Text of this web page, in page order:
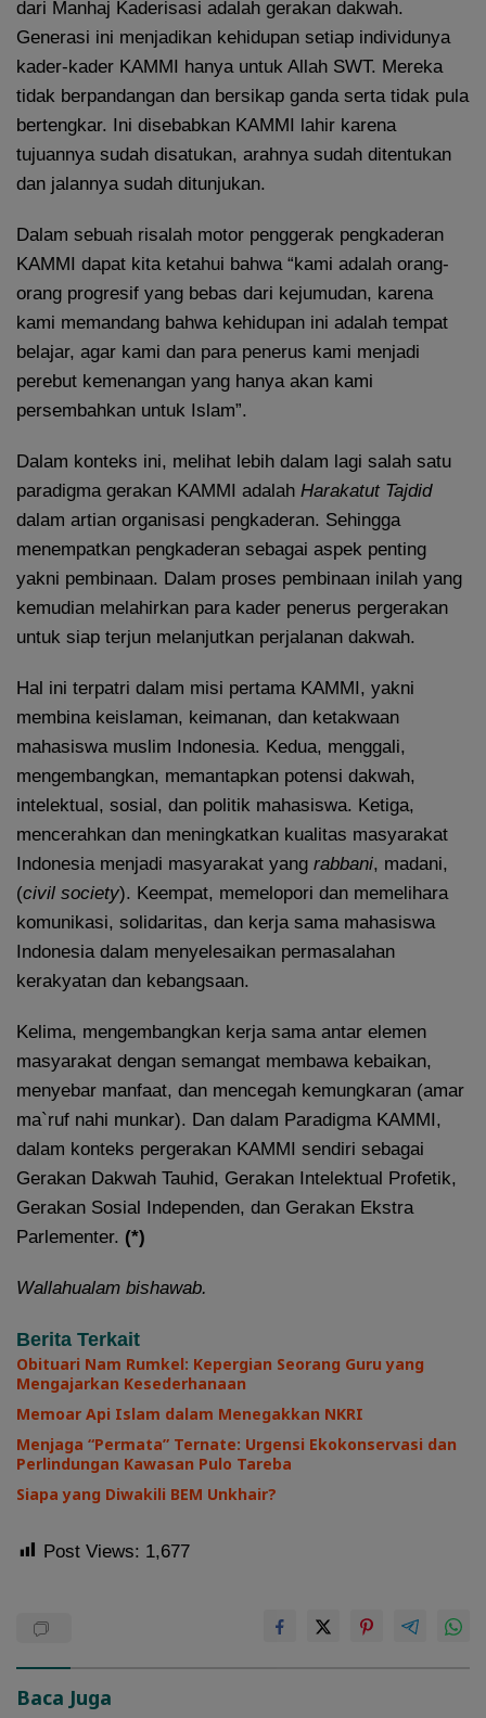
dari Manhaj Kaderisasi adalah gerakan dakwah.
Generasi ini menjadikan kehidupan setiap individunya
kader-kader KAMMI hanya untuk Allah SWT. Mereka
tidak berpandangan dan bersikap ganda serta tidak pula
bertengkar. Ini disebabkan KAMMI lahir karena
tujuannya sudah disatukan, arahnya sudah ditentukan
dan jalannya sudah ditunjukan.
Dalam sebuah risalah motor penggerak pengkaderan
KAMMI dapat kita ketahui bahwa “kami adalah orang-
orang progresif yang bebas dari kejumudan, karena
kami memandang bahwa kehidupan ini adalah tempat
belajar, agar kami dan para penerus kami menjadi
perebut kemenangan yang hanya akan kami
persembahkan untuk Islam”.
Dalam konteks ini, melihat lebih dalam lagi salah satu
paradigma gerakan KAMMI adalah Harakatut Tajdid
dalam artian organisasi pengkaderan. Sehingga
menempatkan pengkaderan sebagai aspek penting
yakni pembinaan. Dalam proses pembinaan inilah yang
kemudian melahirkan para kader penerus pergerakan
untuk siap terjun melanjutkan perjalanan dakwah.
Hal ini terpatri dalam misi pertama KAMMI, yakni
membina keislaman, keimanan, dan ketakwaan
mahasiswa muslim Indonesia. Kedua, menggali,
mengembangkan, memantapkan potensi dakwah,
intelektual, sosial, dan politik mahasiswa. Ketiga,
mencerahkan dan meningkatkan kualitas masyarakat
Indonesia menjadi masyarakat yang rabbani, madani,
(civil society). Keempat, memelopori dan memelihara
komunikasi, solidaritas, dan kerja sama mahasiswa
Indonesia dalam menyelesaikan permasalahan
kerakyatan dan kebangsaan.
Kelima, mengembangkan kerja sama antar elemen
masyarakat dengan semangat membawa kebaikan,
menyebar manfaat, dan mencegah kemungkaran (amar
ma`ruf nahi munkar). Dan dalam Paradigma KAMMI,
dalam konteks pergerakan KAMMI sendiri sebagai
Gerakan Dakwah Tauhid, Gerakan Intelektual Profetik,
Gerakan Sosial Independen, dan Gerakan Ekstra
Parlementer. (*)
Wallahualam bishawab.
Berita Terkait
Obituari Nam Rumkel: Kepergian Seorang Guru yang
Mengajarkan Kesederhanaan
Memoar Api Islam dalam Menegakkan NKRI
Menjaga “Permata” Ternate: Urgensi Ekokonservasi dan
Perlindungan Kawasan Pulo Tareba
Siapa yang Diwakili BEM Unkhair?
Post Views: 1,677
Baca Juga